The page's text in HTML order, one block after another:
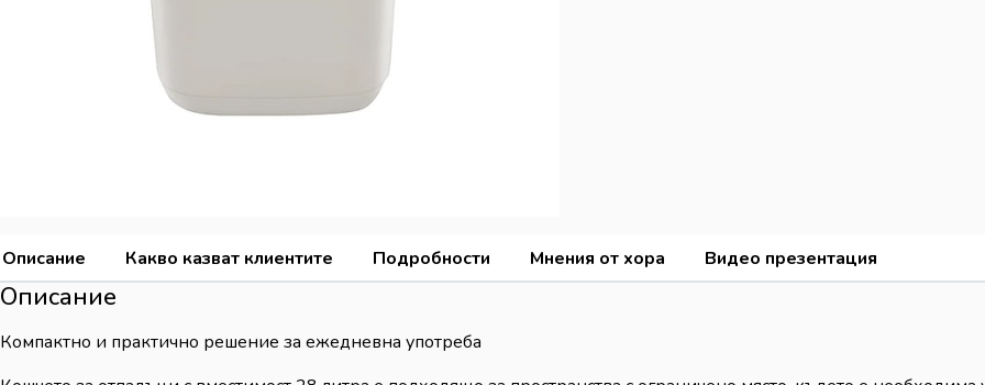
Описание Какво казват клиентите Подробности Мнения от хора Видео презентация
Описание
Компактно и практично решение за ежедневна употреба